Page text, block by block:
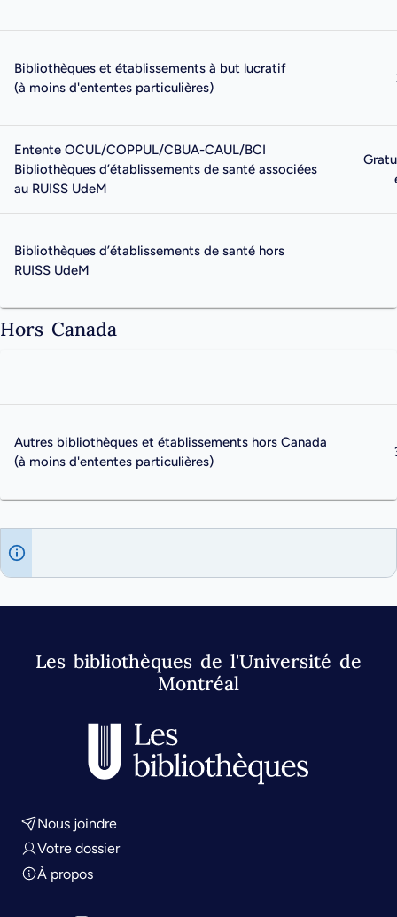
Bibliothèques et établissements à but lucratif
(à moins d'ententes particulières)
Entente OCUL/COPPUL/CBUA-CAUL/BCI
Bibliothèques d’établissements de santé associées
au RUISS UdeM
Bibliothèques d’établissements de santé hors
RUISS UdeM
Hors Canada
Autres bibliothèques et établissements hors Canada
(à moins d'ententes particulières)
Les bibliothèques de l'Université de
Montréal
Nous joindre
Votre dossier
À propos